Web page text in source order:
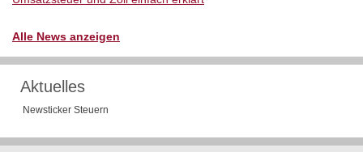
Alle News anzeigen
Aktuelles
Newsticker Steuern